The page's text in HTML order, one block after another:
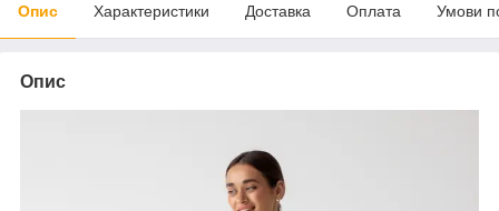
Опис Характеристики Доставка Оплата Умови
Опис